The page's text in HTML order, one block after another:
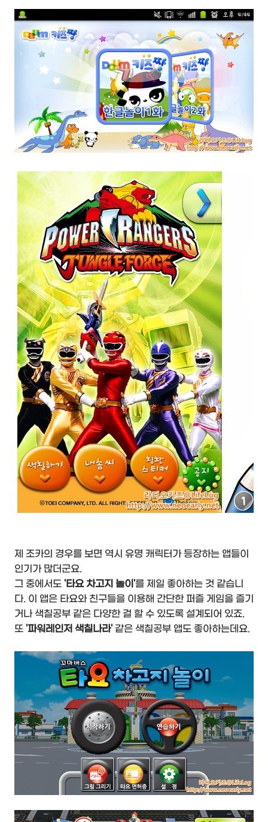
제 조카의 경우를 보면 역시 유명 캐릭터가 등장하는 앱들이
인기가 많더군요.
그 중에서도 '타요 차고지 놀이'를 제일 좋아하는 것 같습니
다. 이 앱은 타요와 친구들을 이용해 간단한 퍼즐 게임을 즐기
거나 색칠공부 같은 다양한 걸 할 수 있도록 설계되어 있죠.
또 '파워레인저 색칠나라' 같은 색칠공부 앱도 좋아하는데요.